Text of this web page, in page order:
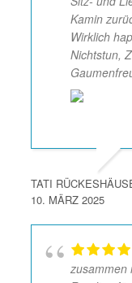
Kamin
Wirklich
Nichtstun,
TATI
10. MÄRZ 2025
zusammen